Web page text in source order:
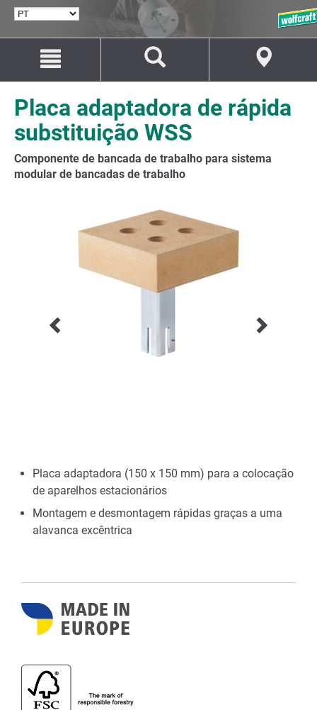
SELECIONAR
Avançar
o
conteúdo
Avançar
a
navegação
Placa adaptadora de rápida
substituição WSS
Componente de bancada de trabalho para sistema
modular de bancadas de trabalho
Placa adaptadora (150 x 150 mm) para a colocação
de aparelhos estacionários
Montagem e desmontagem rápidas graças a uma
alavanca excêntrica